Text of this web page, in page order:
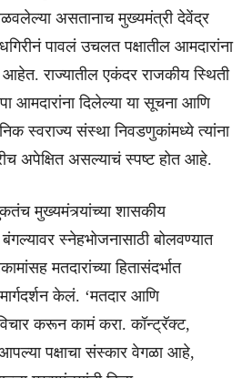
असतानाच मुख्यमंत्री देवेंद्र
पावलं उचलत पक्षातील आमदारांना
राज्यातील एकंदर राजकीय स्थिती
आमदारांना दिलेल्या या सूचना आणि
स्वराज्य संस्था निवडणुकांमध्ये त्यांना
अपेक्षित असल्याचं स्पष्ट होत आहे.
मुख्यमंत्र्यांच्या शासकीय
बंगल्यावर स्नेहभोजनासाठी बोलवण्यात
मतदारांच्या हितासंदर्भात
केलं. ‘मतदार आणि
करून कामं करा. कॉन्ट्रॅक्ट,
पक्षाचा संस्कार वेगळा आहे,